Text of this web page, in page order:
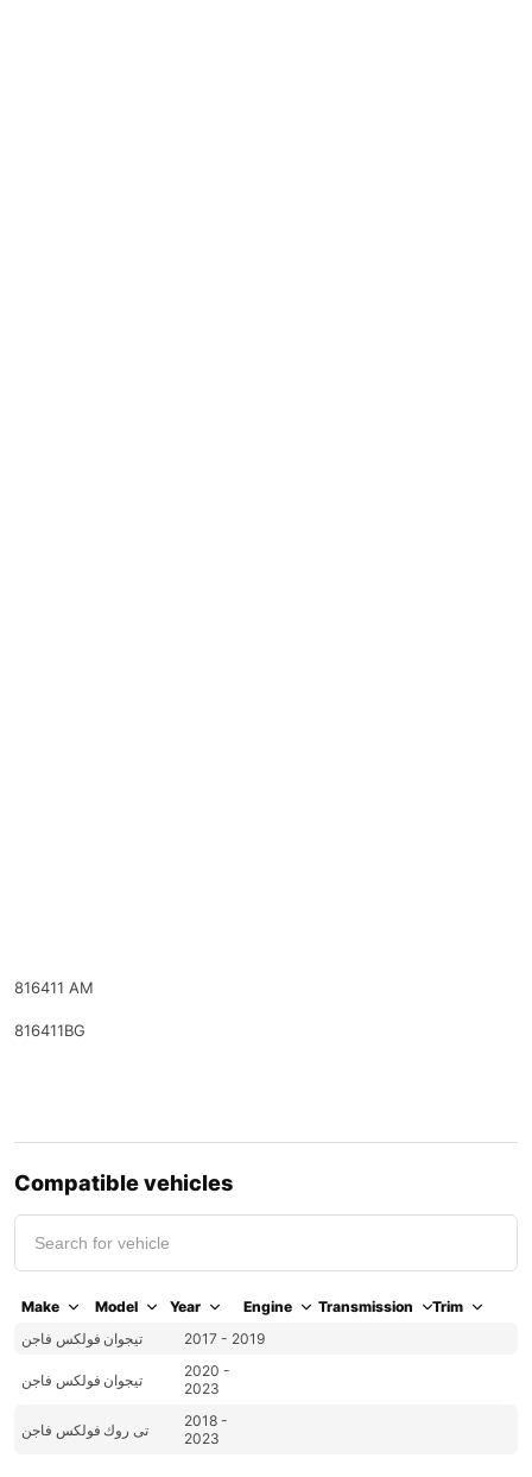
816411 AM
816411BG
Compatible vehicles
Make Model Year Engine Transmission
Trim
فولكس فاجن تيجوان 2017 - 2019
فولكس فاجن تيجوان
2020 -
2023
فولكس فاجن تى روك
2018 -
2023